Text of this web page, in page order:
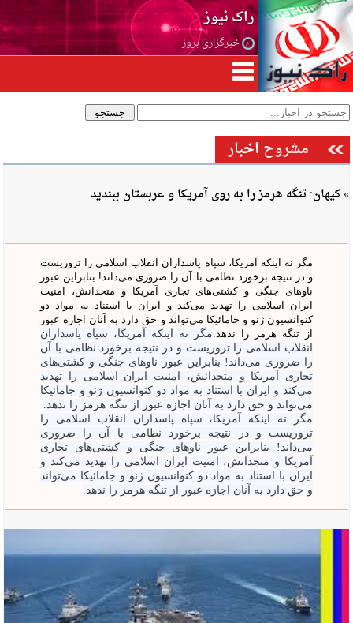
راک نیوز
خبرگزاری بروز
مشروح اخبار
» کیهان: تنگه هرمز را به روی آمریکا و عربستان ببندید
مگر نه اینکه آمریکا، سپاه پاسداران انقلاب اسلامی را تروریست
و در نتیجه برخورد نظامی با آن را ضروری می‌داند! بنابراین عبور
ناوهای جنگی و کشتی‌های تجاری آمریکا و متحدانش، امنیت
ایران اسلامی را تهدید می‌کند و ایران با استناد به مواد دو
کنوانسیون ژنو و جامائیکا می‌تواند و حق دارد به آنان اجازه عبور
از تنگه هرمز را ندهد.مگر نه اینکه آمریکا، سپاه پاسداران
انقلاب اسلامی را تروریست و در نتیجه برخورد نظامی با آن
را ضروری می‌داند! بنابراین عبور ناوهای جنگی و کشتی‌های
تجاری آمریکا و متحدانش، امنیت ایران اسلامی را تهدید
می‌کند و ایران با استناد به مواد دو کنوانسیون ژنو و جامائیکا
می‌تواند و حق دارد به آنان اجازه عبور از تنگه هرمز را ندهد.
مگر نه اینکه آمریکا، سپاه پاسداران انقلاب اسلامی را
تروریست و در نتیجه برخورد نظامی با آن را ضروری
می‌داند! بنابراین عبور ناوهای جنگی و کشتی‌های تجاری
آمریکا و متحدانش، امنیت ایران اسلامی را تهدید می‌کند و
ایران با استناد به مواد دو کنوانسیون ژنو و جامائیکا می‌تواند
و حق دارد به آنان اجازه عبور از تنگه هرمز را ندهد.